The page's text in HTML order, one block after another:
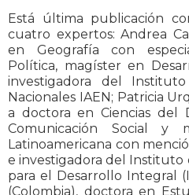
Está última publicación
cuatro expertos: Andrea
en Geografía con
Política, magíster en
investigadora del
Nacionales IAEN; Patricia
a doctora en Ciencias del
Comunicación Social y
Latinoamericana con
e investigadora del Instituto
para el Desarrollo Integral
(Colombia), doctora en